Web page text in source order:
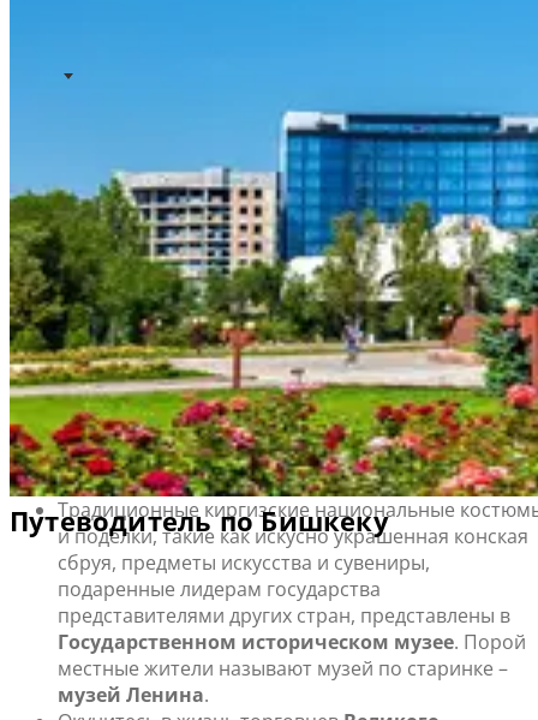
Полезная информация
Информация об аэропорте
Добро пожаловать в Бишкек
Бишкек, некогда служивший местом стоянки караванов
на Великом шелковом пути, сегодня является столицей
и финансовым центром Киргизии. Город расположен в
предгорье заснеженных вершин Тянь-Шаньского
хребта.
Широкие, утопающие в зелени бульвары, и
многочисленные парки, разбитые в советское время,
делают этот город одним из самых зеленых в мире. С
его многоцветными базарами и особой культурой,
Бишкек особо интересен для туристов-исследователей.
Что посмотреть и чем заняться в Бишкеке
Традиционные киргизские национальные
и поделки, такие как искусно украшенная конская
сбруя, предметы искусства и сувениры,
подаренные лидерам государства
представителями других стран, представлены в
Государственном историческом музее. Порой
местные жители называют музей по старинке –
музей Ленина.